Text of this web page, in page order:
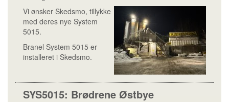
Vi ønsker Skedsmo, tillykke
med deres nye System
5015.
Branel System 5015 er
installeret i Skedsmo.
SYS5015: Brødrene Østbye